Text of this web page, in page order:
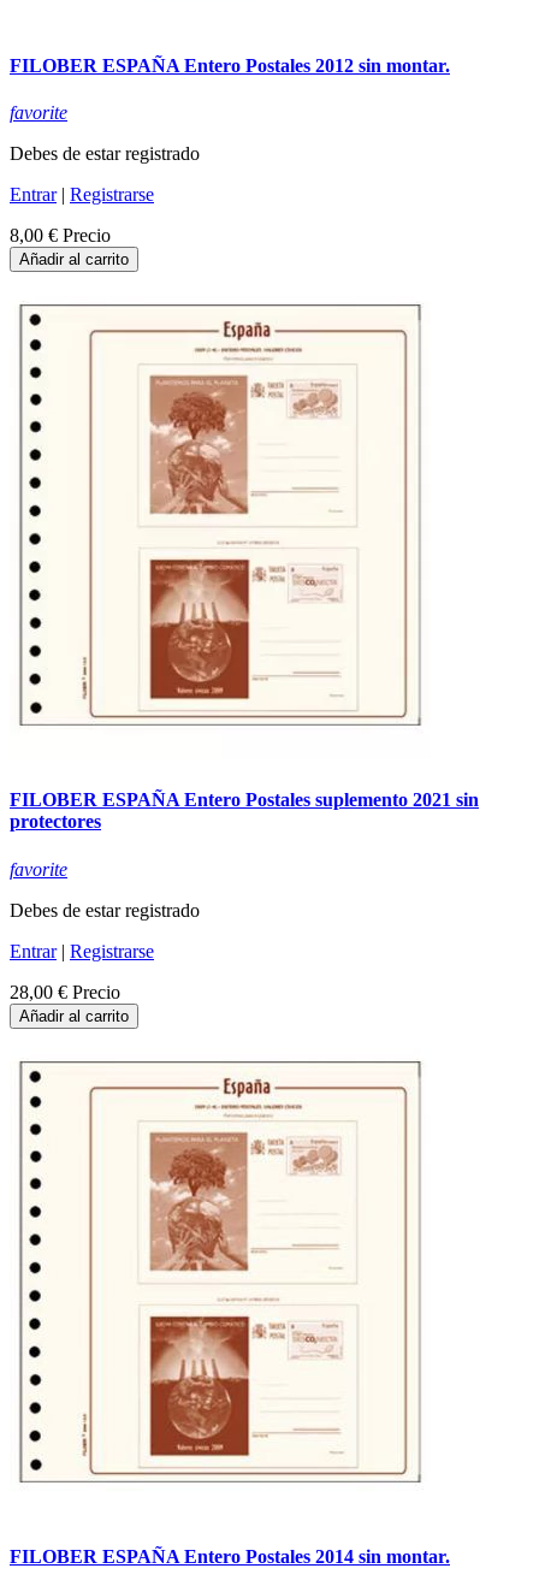
FILOBER ESPAÑA Entero Postales 2012 sin montar.
favorite
Debes de estar registrado
Entrar| Registrarse
8,00 € Precio
Añadir al carrito
FILOBER ESPAÑA Entero Postales suplemento 2021 sin
protectores
favorite
Debes de estar registrado
Entrar| Registrarse
28,00 € Precio
Añadir al carrito
FILOBER ESPAÑA Entero Postales 2014 sin montar.